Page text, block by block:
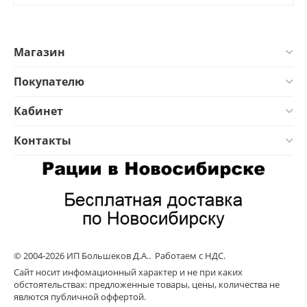
Магазин
Покупателю
Кабинет
Контакты
© 2004-2026 ИП Большеков Д.А.. Работаем с НДС.
Сайт носит инфомационный характер и не при каких
обстоятельствах: предложенные товары, цены, количества не
явлются публичной оффертой.